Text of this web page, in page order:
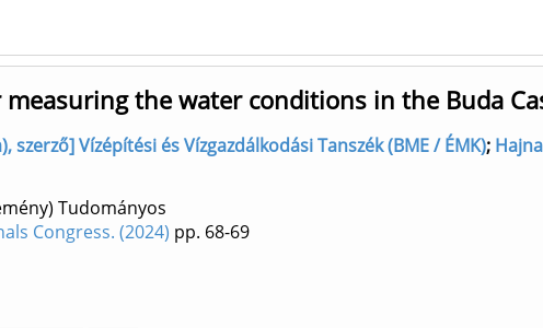
the water conditions in the Buda
Vízépítési és Vízgazdálkodási Tanszék (BME / ÉMK);
Tudományos
Congress. (2024) pp. 68-69